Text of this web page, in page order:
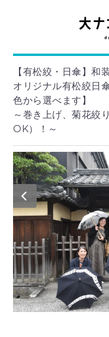
【有松絞・日傘】和
オリジナル有松絞日
色から選べます】
～巻き上げ、菊花絞
OK）！～